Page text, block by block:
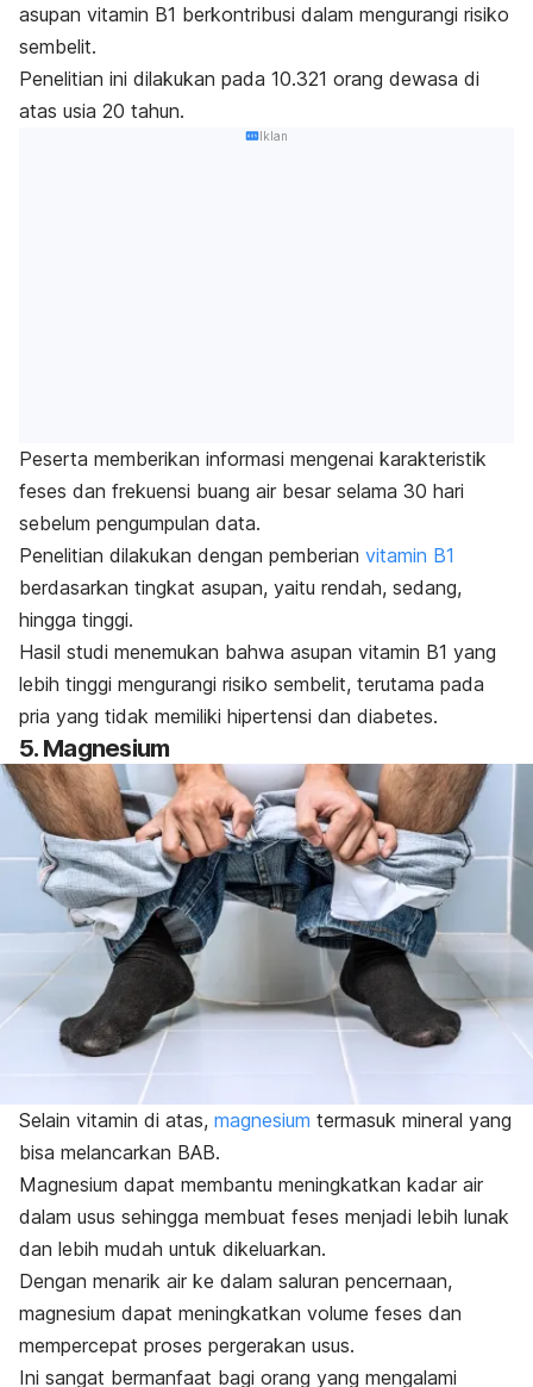
asupan vitamin B1 berkontribusi dalam mengurangi risiko
sembelit.
Penelitian ini dilakukan pada 10.321 orang dewasa di
atas usia 20 tahun.
Iklan
Peserta memberikan informasi mengenai karakteristik
feses dan frekuensi buang air besar selama 30 hari
sebelum pengumpulan data.
Penelitian dilakukan dengan pemberian vitamin B1
berdasarkan tingkat asupan, yaitu rendah, sedang,
hingga tinggi.
Hasil studi menemukan bahwa asupan vitamin B1 yang
lebih tinggi mengurangi risiko sembelit, terutama pada
pria yang tidak memiliki hipertensi dan diabetes.
5. Magnesium
Selain vitamin di atas, magnesium termasuk mineral yang
bisa melancarkan BAB.
Magnesium dapat membantu meningkatkan kadar air
dalam usus sehingga membuat feses menjadi lebih lunak
dan lebih mudah untuk dikeluarkan.
Dengan menarik air ke dalam saluran pencernaan,
magnesium dapat meningkatkan volume feses dan
mempercepat proses pergerakan usus.
Ini sangat bermanfaat bagi orang yang mengalami